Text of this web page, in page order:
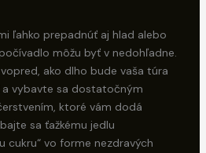
ľahko prepadnúť aj hlad alebo
môžu byť v nedohľadne.
ako dlho bude vaša túra
vybavte sa dostatočným
ktoré vám dodá
sa ťažkému jedlu
cukru“ vo forme nezdravých